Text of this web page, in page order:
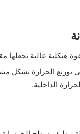
هيكلية عالية تجعلها
توزيع الحرارة بشكل
الداخلية.